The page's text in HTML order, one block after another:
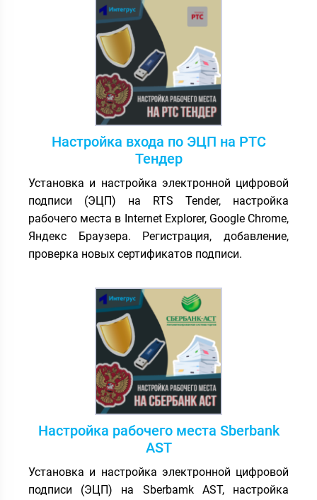
Настройка входа по ЭЦП на РТС
Тендер
Установка и настройка электронной цифровой
подписи (ЭЦП) на RTS Tender, настройка
рабочего места в Internet Explorer, Google Chrome,
Яндекс Браузера. Регистрация, добавление,
проверка новых сертификатов подписи.
Настройка рабочего места Sberbank
AST
Установка и настройка электронной цифровой
подписи (ЭЦП) на Sberbamk AST, настройка